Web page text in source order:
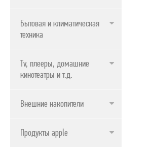
Бытовая и климатическая
техника
Tv, плееры, домашние
кинотеатры и т.д.
Внешние накопители
Продукты apple